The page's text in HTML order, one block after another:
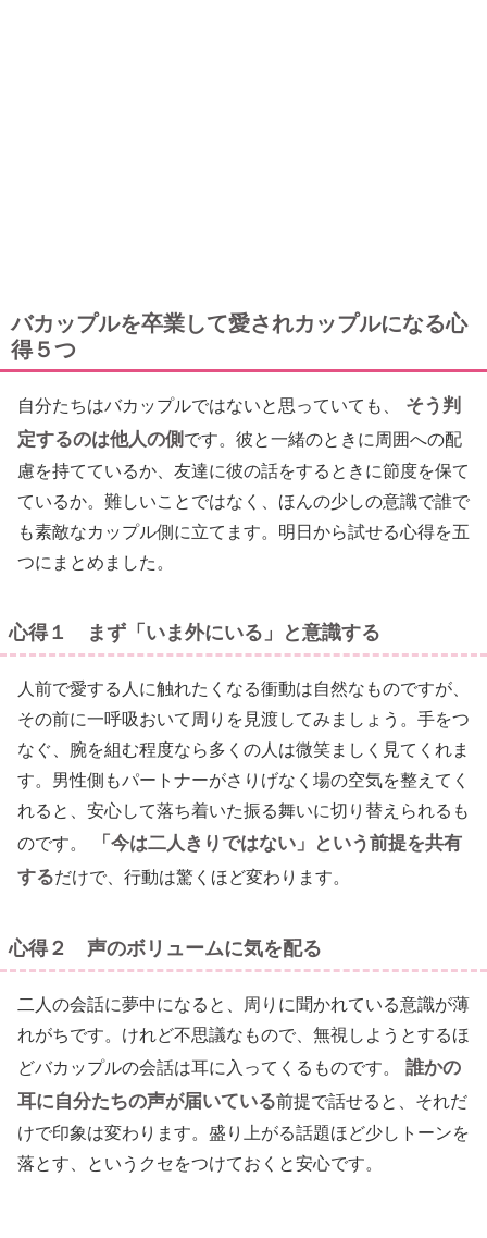
バカップルを卒業して愛されカップルになる心
得５つ
自分たちはバカップルではないと思っていても、
そう判
定するのは他人の側です。彼と一緒のときに周囲への配
慮を持てているか、友達に彼の話をするときに節度を保て
ているか。難しいことではなく、ほんの少しの意識で誰で
も素敵なカップル側に立てます。明日から試せる心得を五
つにまとめました。
心得１ まず「いま外にいる」と意識する
人前で愛する人に触れたくなる衝動は自然なものですが、
その前に一呼吸おいて周りを見渡してみましょう。手をつ
なぐ、腕を組む程度なら多くの人は微笑ましく見てくれま
す。男性側もパートナーがさりげなく場の空気を整えてく
れると、安心して落ち着いた振る舞いに切り替えられるも
のです。
「今は二人きりではない」という前提を共有
するだけで、行動は驚くほど変わります。
心得２ 声のボリュームに気を配る
二人の会話に夢中になると、周りに聞かれている意識が薄
れがちです。けれど不思議なもので、無視しようとするほ
どバカップルの会話は耳に入ってくるものです。
誰かの
耳に自分たちの声が届いている前提で話せると、それだ
けで印象は変わります。盛り上がる話題ほど少しトーンを
落とす、というクセをつけておくと安心です。